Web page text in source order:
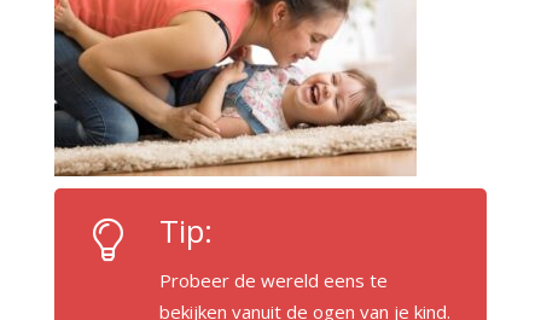
Tip:
Probeer de wereld eens te
bekijken vanuit de ogen van je kind.